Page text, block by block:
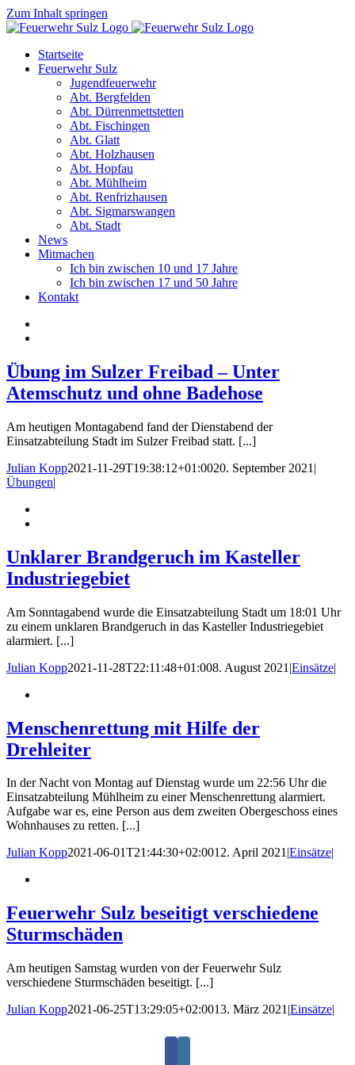
Zum Inhalt springen
Startseite
Feuerwehr Sulz
Jugendfeuerwehr
Abt. Bergfelden
Abt. Dürrenmettstetten
Abt. Fischingen
Abt. Glatt
Abt. Holzhausen
Abt. Hopfau
Abt. Mühlheim
Abt. Renfrizhausen
Abt. Sigmarswangen
Abt. Stadt
News
Mitmachen
Ich bin zwischen 10 und 17 Jahre
Ich bin zwischen 17 und 50 Jahre
Kontakt
Übung im Sulzer Freibad – Unter
Atemschutz und ohne Badehose
Am heutigen Montagabend fand der Dienstabend der
Einsatzabteilung Stadt im Sulzer Freibad statt. [...]
Julian Kopp2021-11-29T19:38:12+01:0020. September 2021 |
Übungen|
Unklarer Brandgeruch im Kasteller
Industriegebiet
Am Sonntagabend wurde die Einsatzabteilung Stadt um 18:01 Uhr
zu einem unklaren Brandgeruch in das Kasteller Industriegebiet
alarmiert. [...]
Julian Kopp2021-11-28T22:11:48+01:008. August 2021 |Einsätze|
Menschenrettung mit Hilfe der
Drehleiter
In der Nacht von Montag auf Dienstag wurde um 22:56 Uhr die
Einsatzabteilung Mühlheim zu einer Menschenrettung alarmiert.
Aufgabe war es, eine Person aus dem zweiten Obergeschoss eines
Wohnhauses zu retten. [...]
Julian Kopp2021-06-01T21:44:30+02:0012. April 2021|Einsätze|
Feuerwehr Sulz beseitigt verschiedene
Sturmschäden
Am heutigen Samstag wurden von der Feuerwehr Sulz
verschiedene Sturmschäden beseitigt. [...]
Julian Kopp2021-06-25T13:29:05+02:0013. März 2021 |Einsätze|